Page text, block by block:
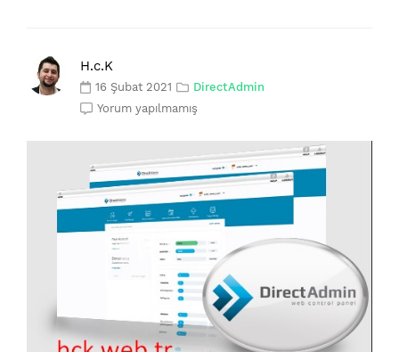
H.c.K
16 Şubat 2021
DirectAdmin
Yorum yapılmamış